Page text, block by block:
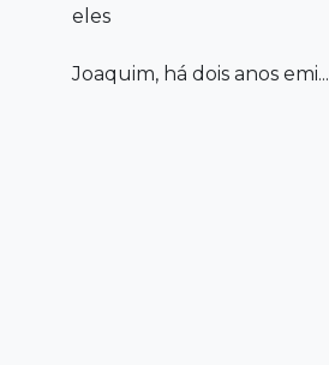
eles
Joaquim, há dois anos emi...